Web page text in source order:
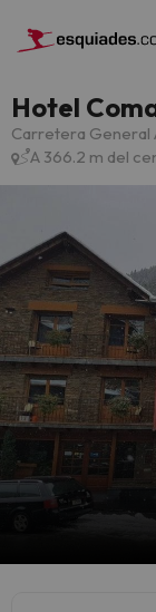
Hotel
Carretera General
A 366.2 m del